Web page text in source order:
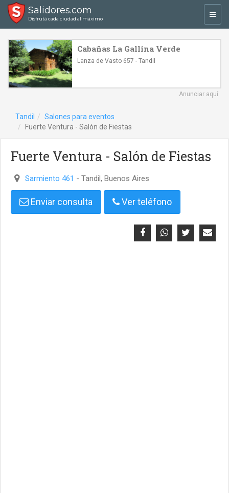
Salidores.com
Disfrutá cada ciudad al máximo
Cabañas La Gallina Verde
Lanza de Vasto 657 - Tandil
Anunciar aquí
Tandil
Salones para eventos
Fuerte Ventura - Salón de Fiestas
Fuerte Ventura - Salón de Fiestas
Sarmiento 461 - Tandil, Buenos Aires
Enviar consulta Ver teléfono